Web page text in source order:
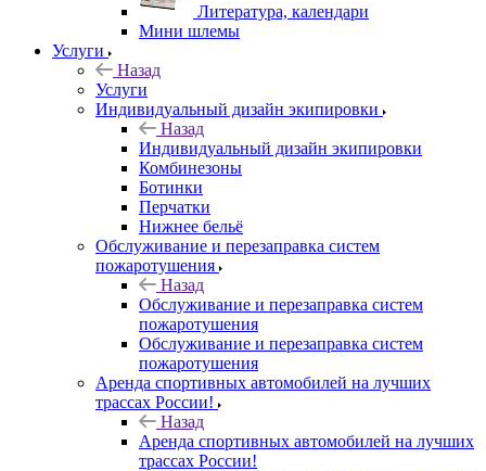
Литература, календари
Мини шлемы
Услуги
Назад
Услуги
Индивидуальный дизайн экипировки
Назад
Индивидуальный дизайн экипировки
Комбинезоны
Ботинки
Перчатки
Нижнее бельё
Обслуживание и перезаправка систем
пожаротушения
Назад
Обслуживание и перезаправка систем
пожаротушения
Обслуживание и перезаправка систем
пожаротушения
Аренда спортивных автомобилей на лучших
трассах России!
Назад
Аренда спортивных автомобилей на лучших
трассах России!